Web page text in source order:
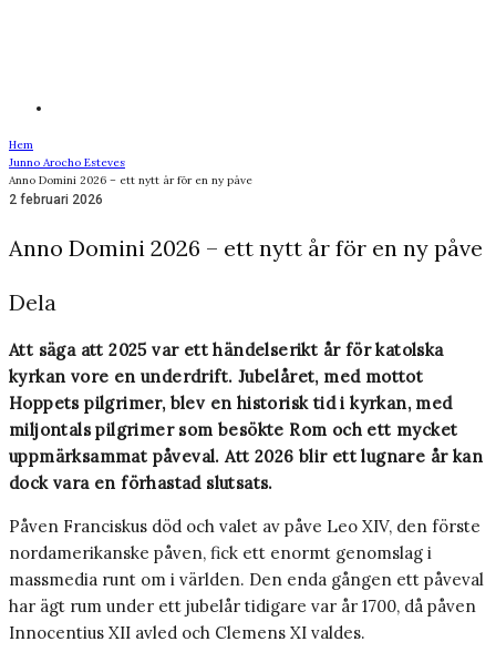
Hem
Junno Arocho Esteves
Anno Domini 2026 – ett nytt år för en ny påve
2 februari 2026
Anno Domini 2026 – ett nytt år för en ny påve
Dela
Att säga att 2025 var ett händelserikt år för katolska
kyrkan vore en underdrift. Jubelåret, med mottot
Hoppets pilgrimer, blev en historisk tid i kyrkan, med
miljontals pilgrimer som besökte Rom och ett mycket
uppmärksammat påveval. Att 2026 blir ett lugnare år kan
dock vara en förhastad slutsats.
Påven Franciskus död och valet av påve Leo XIV, den förste
nordamerikanske påven, fick ett enormt genomslag i
massmedia runt om i världen. Den enda gången ett påveval
har ägt rum under ett jubelår tidigare var år 1700, då påven
Innocentius XII avled och Clemens XI valdes.